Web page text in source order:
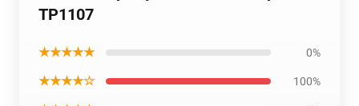
TP1107
★★★★★ 0%
★★★★☆ 100%